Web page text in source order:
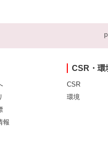
報
CSR・環
CSR
環境